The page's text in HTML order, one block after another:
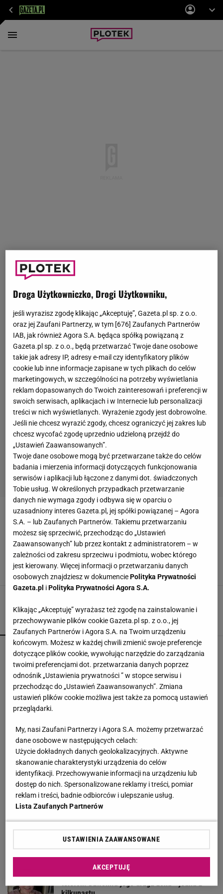
BIGAMIA
Była szczęśliwą matką i żoną. Wtedy odebrała
telefon. Dzwoniła jego druga żona - jedna z
kilkunastu
Magda Walma, 8 KWIETNIA 2023, 08:45
POPULARNE NAJNOWSZE
Tak mieszka Donald Tusk. To nie luksus robi
największe wrażenie
Królikowski pierwszy raz na imprezie od czasu
rozwodu. Tak się zachowywał
Kultowy serial powraca. "Line of Duty - wydział
wewnętrzny" już od czwartku, 6 sierpnia w BBC
First
MATERIAŁ PROMOCYJNY
Nagrywała, prowadząc samochód. Ekspert
komentuje zachowanie Hyży
W rok zbudowała własny wizerunek. Tak zmienił
się styl Marty Nawrockiej
Była szczęśliwą matką i żoną. Wtedy odebrała
telefon. Dzwoniła jego druga żona - jedna z
Droga Użytkowniczko, Drogi Użytkowniku,
jeśli wyrazisz zgodę klikając „Akceptuję”, Gazeta.pl sp. z o.o.
oraz jej Zaufani Partnerzy, w tym [ 676 ] Zaufanych Partnerów
IAB, jak również Agora S.A. będąca spółką powiązaną z
Gazeta.pl sp. z o.o., będą przetwarzać Twoje dane osobowe
takie jak adresy IP, adresy e-mail czy identyfikatory plików
cookie lub inne informacje zapisane w tych plikach do celów
marketingowych, w szczególności na potrzeby wyświetlania
reklam dopasowanych do Twoich zainteresowań i preferencji w
swoich serwisach, aplikacjach i w Internecie lub personalizacji
treści w nich wyświetlanych. Wyrażenie zgody jest dobrowolne.
Jeśli nie chcesz wyrazić zgody, chcesz ograniczyć jej zakres lub
chcesz wycofać zgodę uprzednio udzieloną przejdź do
„Ustawień Zaawansowanych”.
Twoje dane osobowe mogą być przetwarzane także do celów
badania i mierzenia informacji dotyczących funkcjonowania
serwisów i aplikacji lub łączone z danymi dot. świadczonych
Tobie usług. W określonych przypadkach przetwarzanie
danych nie wymaga zgody i odbywa się w oparciu o
uzasadniony interes Gazeta.pl, jej spółki powiązanej – Agora
S.A. – lub Zaufanych Partnerów. Takiemu przetwarzaniu
możesz się sprzeciwić, przechodząc do „Ustawień
Zaawansowanych” lub przez kontakt z administratorem – w
zależności od zakresu sprzeciwu i podmiotu, wobec którego
jest kierowany. Więcej informacji o przetwarzaniu danych
osobowych znajdziesz w dokumencie Polityka Prywatności
Gazeta.pl i Polityka Prywatności Agora S.A.
Klikając „Akceptuję” wyrażasz też zgodę na zainstalowanie i
przechowywanie plików cookie Gazeta.pl sp. z o.o., jej
Zaufanych Partnerów i Agora S.A. na Twoim urządzeniu
końcowym. Możesz w każdej chwili zmienić swoje preferencje
dotyczące plików cookie, wywołując narzędzie do zarządzania
twoimi preferencjami dot. przetwarzania danych poprzez
odnośnik „Ustawienia prywatności ” w stopce serwisu i
przechodząc do „Ustawień Zaawansowanych”. Zmiana
ustawień plików cookie możliwa jest także za pomocą ustawień
przeglądarki.
My, nasi Zaufani Partnerzy i Agora S.A. możemy przetwarzać
dane osobowe w następujących celach:
Użycie dokładnych danych geolokalizacyjnych. Aktywne
skanowanie charakterystyki urządzenia do celów
identyfikacji. Przechowywanie informacji na urządzeniu lub
dostęp do nich. Spersonalizowane reklamy i treści, pomiar
reklam i treści, badnie odbiorców i ulepszanie usług.
Lista Zaufanych Partnerów
USTAWIENIA ZAAWANSOWANE
AKCEPTUJĘ